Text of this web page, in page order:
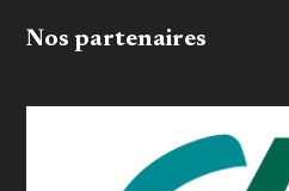
Nos partenaires